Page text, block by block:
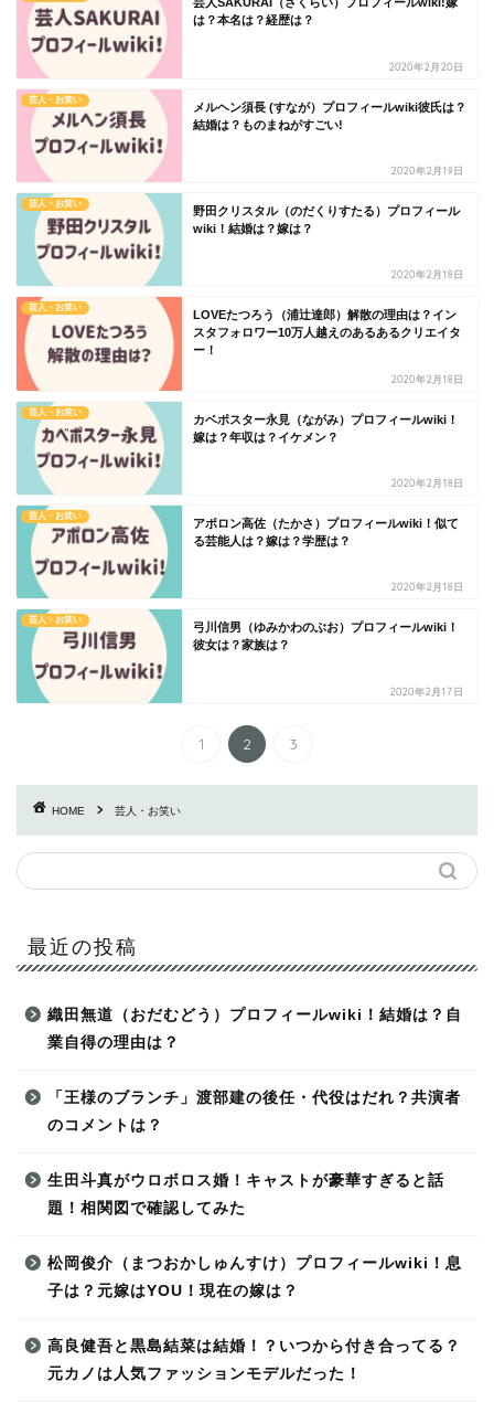
は？本名は？経歴は？
2020年2月20日
芸人・お笑い
メルヘン須長 (すなが）プロフィールwiki彼氏は？
結婚は？ものまねがすごい!
2020年2月19日
芸人・お笑い
野田クリスタル（のだくりすたる）プロフィール
wiki！結婚は？嫁は？
2020年2月18日
芸人・お笑い
LOVEたつろう（浦辻達郎）解散の理由は？イン
スタフォロワー10万人越えのあるあるクリエイタ
ー！
2020年2月18日
芸人・お笑い
カベポスター永見（ながみ）プロフィールwiki！
嫁は？年収は？イケメン？
2020年2月18日
芸人・お笑い
アポロン高佐（たかさ）プロフィールwiki！似て
る芸能人は？嫁は？学歴は？
2020年2月18日
芸人・お笑い
弓川信男（ゆみかわのぶお）プロフィールwiki！
彼女は？家族は？
2020年2月17日
1 2 3
HOME 芸人・お笑い
最近の投稿
織田無道（おだむどう）プロフィールwiki！結婚は？自
業自得の理由は？
「王様のブランチ」渡部建の後任・代役はだれ？共演者
のコメントは？
生田斗真がウロボロス婚！キャストが豪華すぎると話
題！相関図で確認してみた
松岡俊介（まつおかしゅんすけ）プロフィールwiki！息
子は？元嫁はYOU！現在の嫁は？
高良健吾と黒島結菜は結婚！？いつから付き合ってる？
元カノは人気ファッションモデルだった！